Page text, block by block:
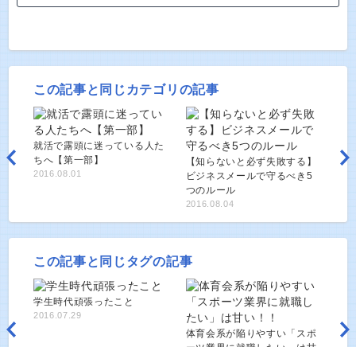
この記事と同じカテゴリの記事
就活で露頭に迷っている人た
ちへ【第一部】
2016.08.01
【知らないと必ず失敗する】
ビジネスメールで守るべき5
つのルール
2016.08.04
この記事と同じタグの記事
学生時代頑張ったこと
2016.07.29
体育会系が陥りやすい「スポ